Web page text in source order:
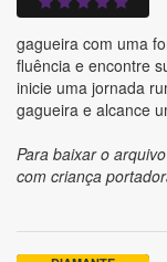
gagueira com uma
fluência e encontre
inicie uma jornada
gagueira e alcance
Para baixar o
com criança